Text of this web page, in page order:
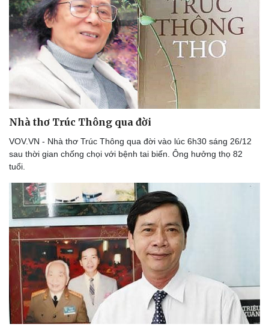
Nhà thơ Trúc Thông qua đời
VOV.VN - Nhà thơ Trúc Thông qua đời vào lúc 6h30 sáng 26/12
sau thời gian chống chọi với bệnh tai biến. Ông hưởng thọ 82
tuổi.